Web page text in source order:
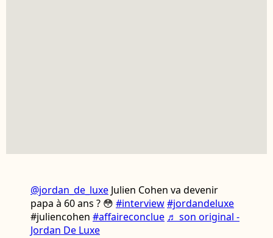
@jordan_de_luxe Julien Cohen va devenir
papa à 60 ans ? 😳 #interview#jordandeluxe
#juliencohen #affaireconclue ♬ son original -
Jordan De Luxe